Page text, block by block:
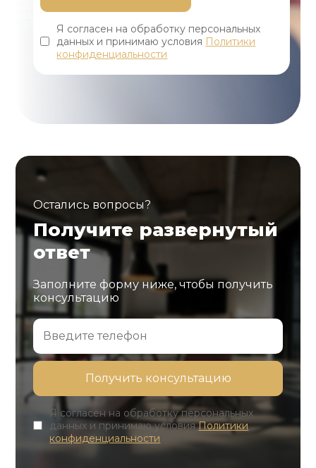
Я согласен на обработку персональных
данных и принимаю условия Политики
конфиденциальности
Остались вопросы?
Получите развернутый
ответ
Заполните форму ниже, чтобы получить
консультацию
Я согласен на обработку персональных
данных и принимаю условияПолитики
конфиденциальности